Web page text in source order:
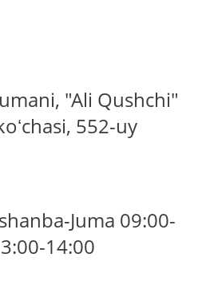
"Ali Qushchi"
552-uy
Juma 09:00-
14:00